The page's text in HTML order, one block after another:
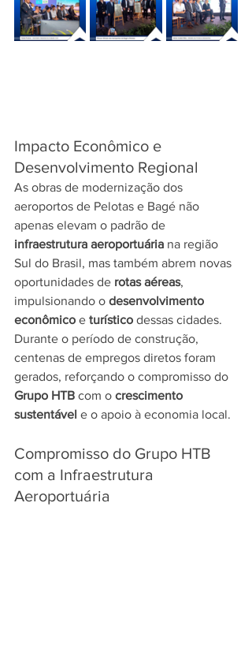
Impacto Econômico e
Desenvolvimento Regional
As obras de modernização dos
aeroportos de Pelotas e Bagé não
apenas elevam o padrão de
infraestrutura aeroportuária na região
Sul do Brasil, mas também abrem novas
oportunidades de rotas aéreas,
impulsionando o desenvolvimento
econômico e turístico dessas cidades.
Durante o período de construção,
centenas de empregos diretos foram
gerados, reforçando o compromisso do
Grupo HTB com o crescimento
sustentável e o apoio à economia local.
Compromisso do Grupo HTB
com a Infraestrutura
Aeroportuária